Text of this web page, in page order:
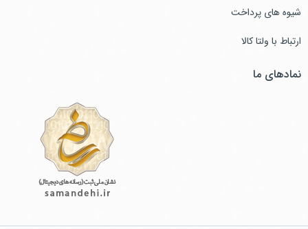
شیوه های پرداخت
ارتباط با ولتا کالا
نمادهای ما